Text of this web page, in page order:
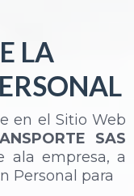
LA
en el Sitio Web
SAS
ala empresa, a
Personal para